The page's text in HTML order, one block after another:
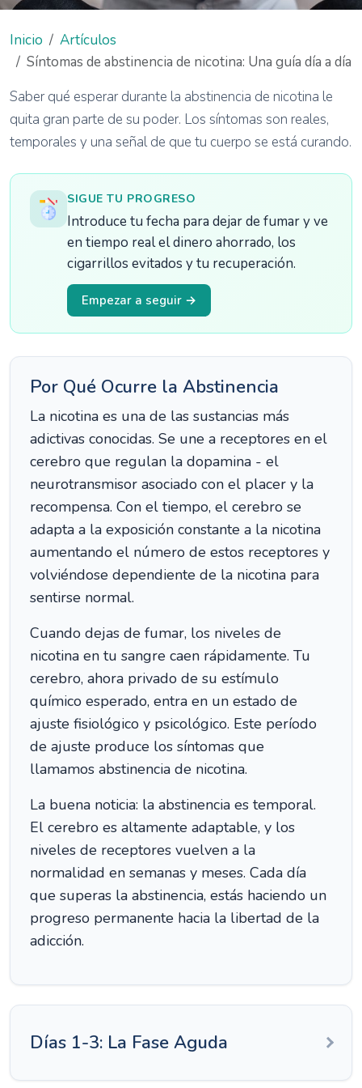
Inicio
Artículos
Síntomas de abstinencia de nicotina: Una guía día a día
Saber qué esperar durante la abstinencia de nicotina le
quita gran parte de su poder. Los síntomas son reales,
temporales y una señal de que tu cuerpo se está curando.
SIGUE TU PROGRESO
Introduce tu fecha para dejar de fumar y ve
en tiempo real el dinero ahorrado, los
cigarrillos evitados y tu recuperación.
Empezar a seguir →
Por Qué Ocurre la Abstinencia
La nicotina es una de las sustancias más
adictivas conocidas. Se une a receptores en el
cerebro que regulan la dopamina - el
neurotransmisor asociado con el placer y la
recompensa. Con el tiempo, el cerebro se
adapta a la exposición constante a la nicotina
aumentando el número de estos receptores y
volviéndose dependiente de la nicotina para
sentirse normal.
Cuando dejas de fumar, los niveles de
nicotina en tu sangre caen rápidamente. Tu
cerebro, ahora privado de su estímulo
químico esperado, entra en un estado de
ajuste fisiológico y psicológico. Este período
de ajuste produce los síntomas que
llamamos abstinencia de nicotina.
La buena noticia: la abstinencia es temporal.
El cerebro es altamente adaptable, y los
niveles de receptores vuelven a la
normalidad en semanas y meses. Cada día
que superas la abstinencia, estás haciendo un
progreso permanente hacia la libertad de la
adicción.
Días 1-3: La Fase Aguda